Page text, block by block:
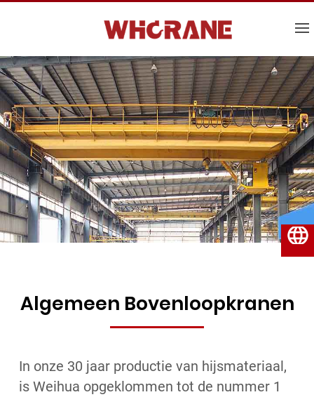
Algemeen Bovenloopkranen
In onze 30 jaar productie van hijsmateriaal,
is Weihua opgeklommen tot de nummer 1
Nederlands